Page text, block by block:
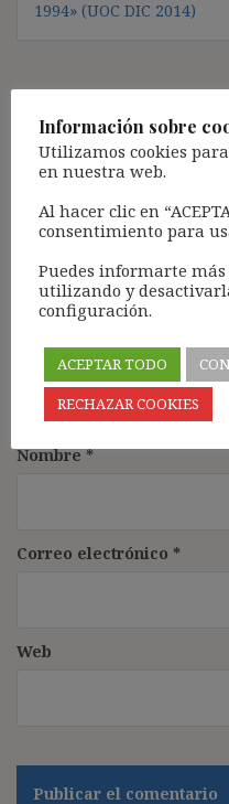
1994» (UOC DIC 2014)
Deja una respuesta
Tu dirección de correo
campos obligatorios están
Comentario*
Nombre*
Correo electrónico *
Web
Información sobre
Utilizamos cookies
en nuestra web.
Al hacer clic en
consentimiento para
Puedes informarte más
utilizando y
configuración.
ACEPTAR TODO
RECHAZAR COOKIES